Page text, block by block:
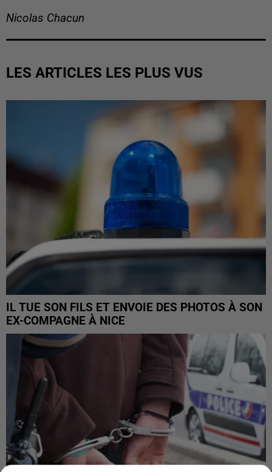
Nicolas Chacun
LES ARTICLES LES PLUS VUS
IL TUE SON FILS ET ENVOIE DES PHOTOS À SON
EX-COMPAGNE À NICE